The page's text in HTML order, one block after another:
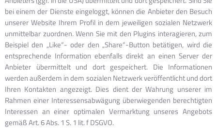
bei einem der Dienste eingeloggt, können die Anbieter den Besuch
unserer Website Ihrem Profil in dem jeweiligen sozialen Netzwerk
unmittelbar zuordnen. Wenn Sie mit den Plugins interagieren, zum
Beispiel den „Like“- oder den „Share“-Button betätigen, wird die
entsprechende Information ebenfalls direkt an einen Server der
Anbieter übermittelt und dort gespeichert. Die Informationen
werden außerdem in dem sozialen Netzwerk veröffentlicht und dort
Ihren Kontakten angezeigt. Dies dient der Wahrung unserer im
Rahmen einer Interessensabwägung überwiegenden berechtigten
Interessen an einer optimalen Vermarktung unseres Angebots
gemäß Art. 6 Abs. 1 S. 1 lit. f DSGVO.